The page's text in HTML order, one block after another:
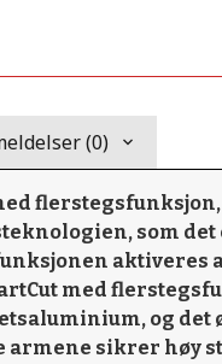
(0)
som
med
og
sikrer høy